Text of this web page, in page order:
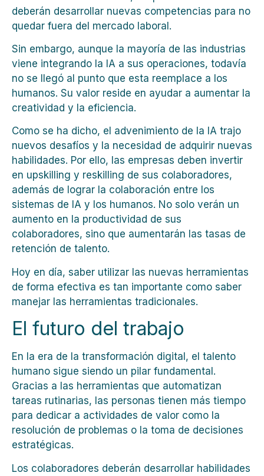
deberán desarrollar nuevas competencias para no
quedar fuera del mercado laboral.
Sin embargo, aunque la mayoría de las industrias
viene integrando la IA a sus operaciones, todavía
no se llegó al punto que esta reemplace a los
humanos. Su valor reside en ayudar a aumentar la
creatividad y la eficiencia.
Como se ha dicho, el advenimiento de la IA trajo
nuevos desafíos y la necesidad de adquirir nuevas
habilidades. Por ello, las empresas deben invertir
en upskilling y reskilling de sus colaboradores,
además de lograr la colaboración entre los
sistemas de IA y los humanos. No solo verán un
aumento en la productividad de sus
colaboradores, sino que aumentarán las tasas de
retención de talento.
Hoy en día, saber utilizar las nuevas herramientas
de forma efectiva es tan importante como saber
manejar las herramientas tradicionales.
El futuro del trabajo
En la era de la transformación digital, el talento
humano sigue siendo un pilar fundamental.
Gracias a las herramientas que automatizan
tareas rutinarias, las personas tienen más tiempo
para dedicar a actividades de valor como la
resolución de problemas o la toma de decisiones
estratégicas.
Los colaboradores deberán desarrollar habilidades